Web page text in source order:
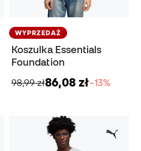
WYPRZEDAŻ
Koszulka Essentials
Foundation
98,99 zł86,08 zł−13%